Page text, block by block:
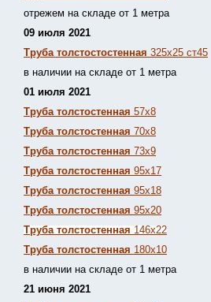
отрежем на складе от 1 метра
09 июля 2021
Труба толстостостенная 325х25 ст45
в наличии на складе от 1 метра
01 июля 2021
Труба толстостенная 57х8
Труба толстостенная 70х8
Труба толстостенная 73х9
Труба толстостенная 95х17
Труба толстостенная 95х18
Труба толстостенная 95х20
Труба толстостенная 146х22
Труба толстостенная 180х10
в наличии на складе от 1 метра
21 июня 2021